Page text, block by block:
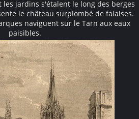
jardins s'étalent le long des berges
le château surplombé de falaises.
naviguent sur le Tarn aux eaux
paisibles.